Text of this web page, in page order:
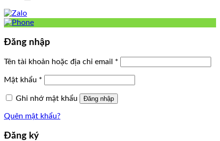
Đăng nhập
Tên tài khoản hoặc địa chỉ email *
Mật khẩu *
Ghi nhớ mật khẩu Đăng nhập
Quên mật khẩu?
Đăng ký